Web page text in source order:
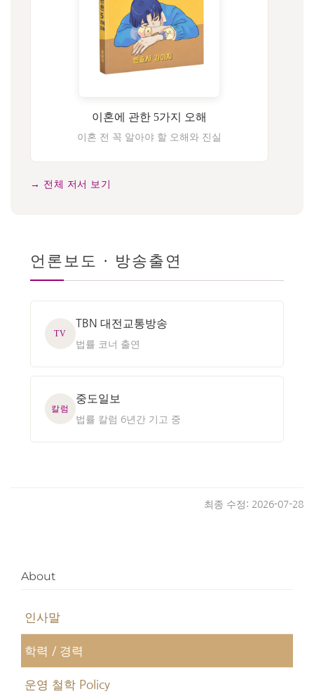
이혼에 관한 5가지 오해
이혼 전 꼭 알아야 할 오해와 진실
→ 전체 저서 보기
언론보도 · 방송출연
TV
TBN 대전교통방송
법률 코너 출연
칼럼
중도일보
법률 칼럼 6년간 기고 중
최종 수정: 2026-07-28
About
인사말
학력 / 경력
운영 철학 Policy